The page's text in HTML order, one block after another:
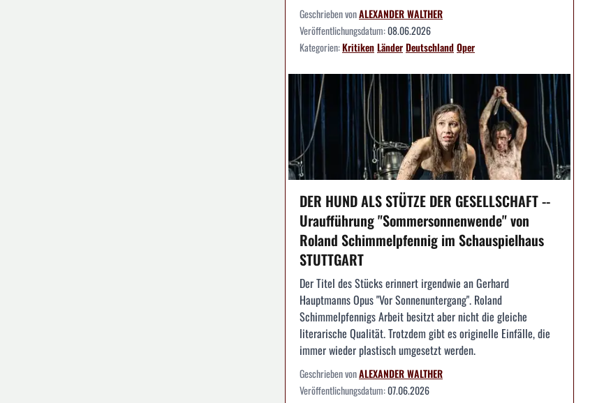
Geschrieben vonALEXANDER WALTHER
Veröffentlichungsdatum:08.06.2026
Kategorien:KritikenLänderDeutschlandOper
DER HUND ALS STÜTZE DER GESELLSCHAFT --
Uraufführung "Sommersonnenwende" von
Roland Schimmelpfennig im Schauspielhaus
STUTTGART
Der Titel des Stücks erinnert irgendwie an Gerhard
Hauptmanns Opus "Vor Sonnenuntergang". Roland
Schimmelpfennigs Arbeit besitzt aber nicht die gleiche
literarische Qualität. Trotzdem gibt es originelle Einfälle, die
immer wieder plastisch umgesetzt werden.
Geschrieben vonALEXANDER WALTHER
Veröffentlichungsdatum:07.06.2026